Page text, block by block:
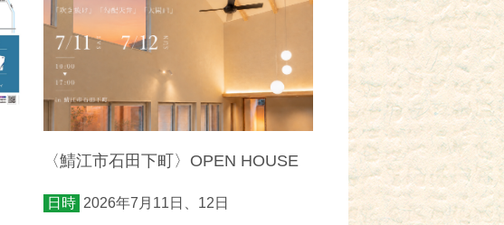
〈鯖江市石田下町〉OPEN HOUSE
日時 2026年7月11日、12日